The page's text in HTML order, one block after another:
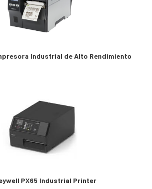
Industrial de Alto Rendimiento
PX65 Industrial Printer